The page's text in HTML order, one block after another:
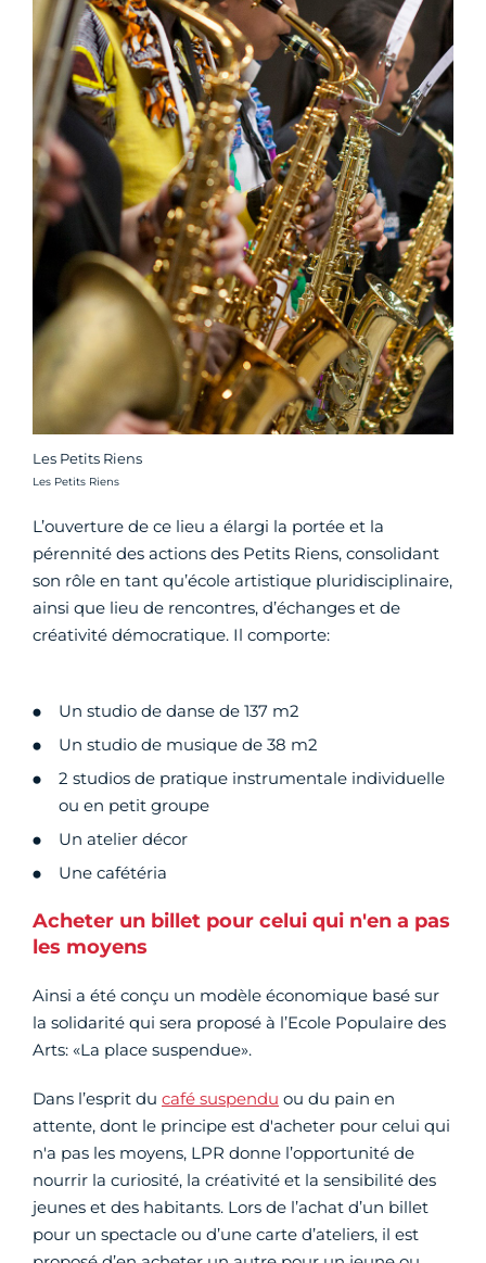
Les Petits Riens
Crédit photo :
Les Petits Riens
L’ouverture de ce lieu a élargi la portée et la
pérennité des actions des Petits Riens, consolidant
son rôle en tant qu’école artistique pluridisciplinaire,
ainsi que lieu de rencontres, d’échanges et de
créativité démocratique. Il comporte:
Un studio de danse de 137 m2
Un studio de musique de 38 m2
2 studios de pratique instrumentale individuelle
ou en petit groupe
Un atelier décor
Une cafétéria
Acheter un billet pour celui qui n'en a pas
les moyens
Ainsi a été conçu un modèle économique basé sur
la solidarité qui sera proposé à l’Ecole Populaire des
Arts: «La place suspendue».
Dans l’esprit du café suspendu ou du pain en
attente, dont le principe est d'acheter pour celui qui
n'a pas les moyens, LPR donne l’opportunité de
nourrir la curiosité, la créativité et la sensibilité des
jeunes et des habitants. Lors de l’achat d’un billet
pour un spectacle ou d’une carte d’ateliers, il est